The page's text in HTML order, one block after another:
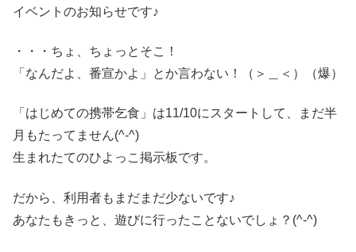
イベントのお知らせです♪
・・・ちょ、ちょっとそこ！
「なんだよ、番宣かよ」とか言わない！（＞＿＜）（爆）
「はじめての携帯乞食」は11/10にスタートして、まだ半
月もたってません(^-^)
生まれたてのひよっこ掲示板です。
だから、利用者もまだまだ少ないです♪
あなたもきっと、遊びに行ったことないでしょ？(^-^)